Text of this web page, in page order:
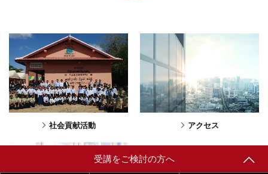
社会貢献活動 アクセス
受講をご検討の方へ